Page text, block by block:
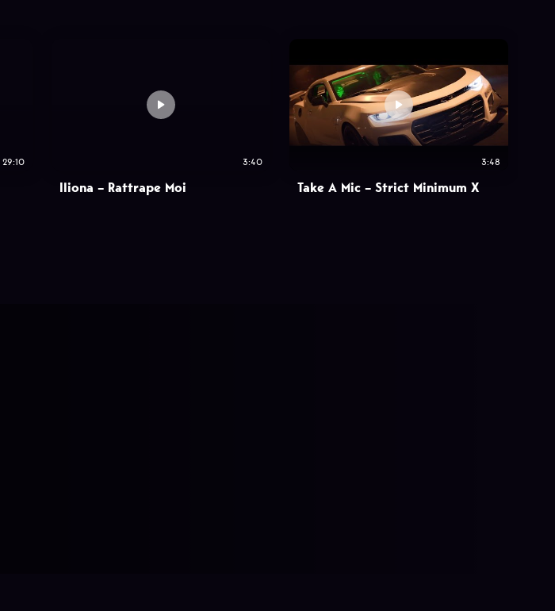
29:10 3:40
Iliona – Rattrape Moi
3:48
Take A Mic – Strict Minimum X